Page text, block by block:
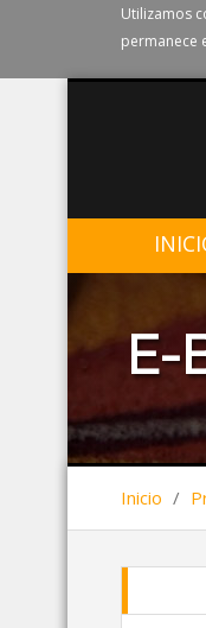
Utilizamos
permanece
E-
Inicio /